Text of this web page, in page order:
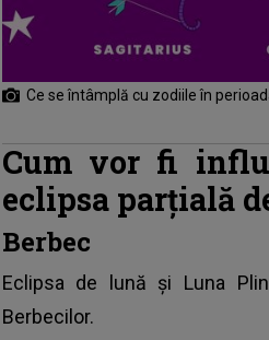
Ce se întâmplă cu zodiile în
Cum vor fi
eclipsa parțială
Berbec
Eclipsa de lună și Luna
Berbecilor.